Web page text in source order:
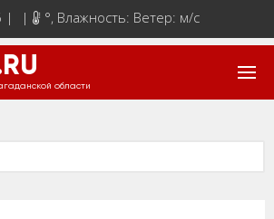
| | °, Влажность: Ветер: м/с
области